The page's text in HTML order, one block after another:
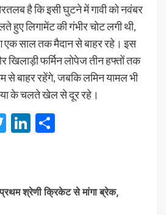
है कि इसी घुटने में गावी को नवंबर
लिगामेंट की गंभीर चोट लगी थी,
साल तक मैदान से बाहर रहे। इस
खिलाड़ी फर्मिन लोपेज तीन हफ्तों तक
से बाहर रहेंगे, जबकि लमिन यामल भी
के चलते खेल से दूर रहे।
TwitterLinkedIn
श्रेणी क्रिकेट से मांगा ब्रेक,